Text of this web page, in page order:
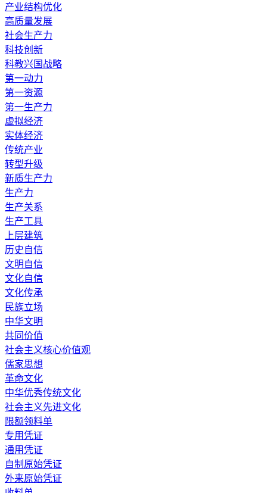
产业结构优化
高质量发展
社会生产力
科技创新
科教兴国战略
第一动力
第一资源
第一生产力
虚拟经济
实体经济
传统产业
转型升级
新质生产力
生产力
生产关系
生产工具
上层建筑
历史自信
文明自信
文化自信
文化传承
民族立场
中华文明
共同价值
社会主义核心价值观
儒家思想
革命文化
中华优秀传统文化
社会主义先进文化
限额领料单
专用凭证
通用凭证
自制原始凭证
外来原始凭证